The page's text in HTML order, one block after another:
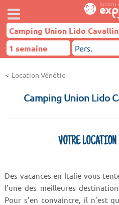
Location Vénétie
Camping Union Lido
VOTRE
Des vacances en Italie vous
l’une des meilleures
Pour s’en convaincre, il n’est